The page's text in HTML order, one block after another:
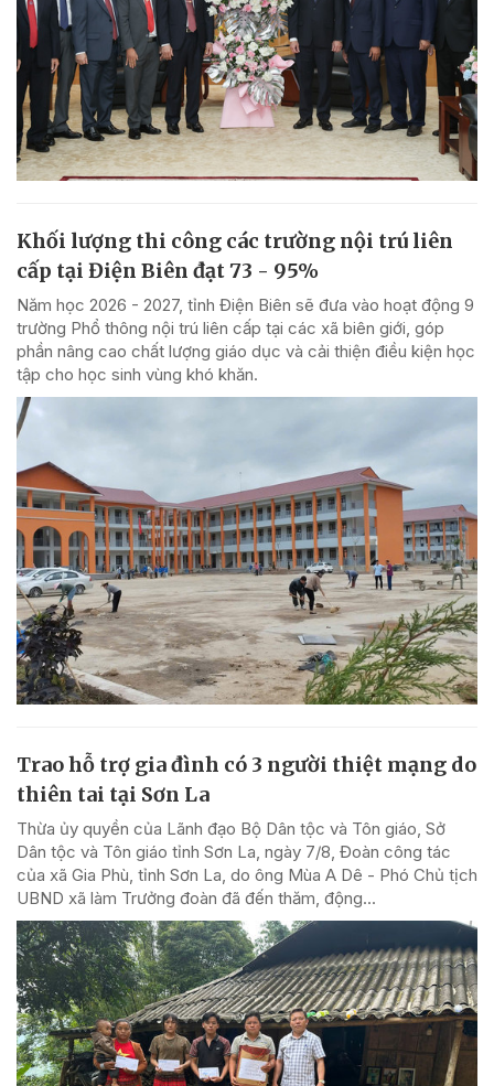
Khối lượng thi công các trường nội trú liên
cấp tại Điện Biên đạt 73 - 95%
Năm học 2026 - 2027, tỉnh Điện Biên sẽ đưa vào hoạt động 9
trường Phổ thông nội trú liên cấp tại các xã biên giới, góp
phần nâng cao chất lượng giáo dục và cải thiện điều kiện học
tập cho học sinh vùng khó khăn.
Trao hỗ trợ gia đình có 3 người thiệt mạng do
thiên tai tại Sơn La
Thừa ủy quyền của Lãnh đạo Bộ Dân tộc và Tôn giáo, Sở
Dân tộc và Tôn giáo tỉnh Sơn La, ngày 7/8, Đoàn công tác
của xã Gia Phù, tỉnh Sơn La, do ông Mùa A Dê - Phó Chủ tịch
UBND xã làm Trưởng đoàn đã đến thăm, động...